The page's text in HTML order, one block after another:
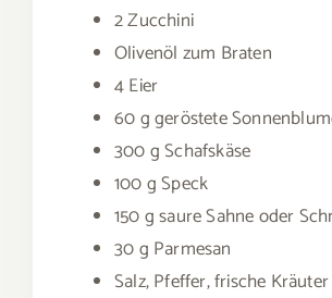
2 Zucchini
Olivenöl zum Braten
4 Eier
60 g geröstete
300 g Schafskäse
100 g Speck
150 g saure Sahne oder
30 g Parmesan
Salz, Pfeffer, frische